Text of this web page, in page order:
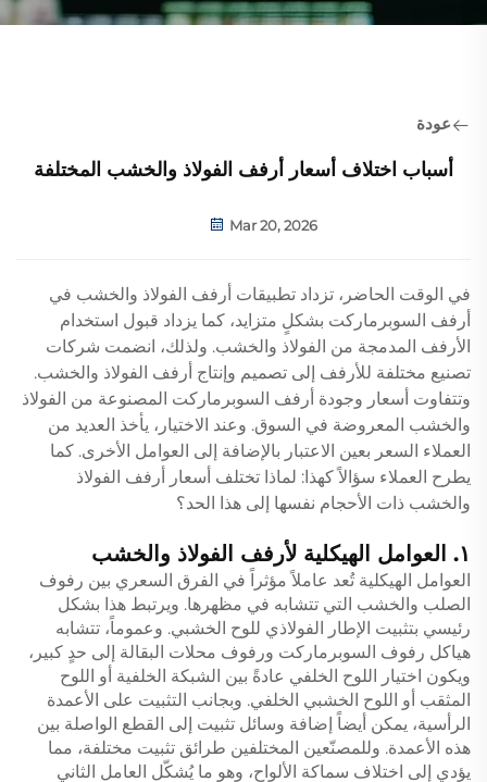
عودة
أسباب اختلاف أسعار أرفف الفولاذ والخشب المختلفة
Mar 20, 2026
في الوقت الحاضر، تزداد تطبيقات أرفف الفولاذ والخشب في
أرفف السوبرماركت بشكلٍ متزايد، كما يزداد قبول استخدام
الأرفف المدمجة من الفولاذ والخشب. ولذلك، انضمت شركات
تصنيع مختلفة للأرفف إلى تصميم وإنتاج أرفف الفولاذ والخشب.
وتتفاوت أسعار وجودة أرفف السوبرماركت المصنوعة من الفولاذ
والخشب المعروضة في السوق. وعند الاختيار، يأخذ العديد من
العملاء السعر بعين الاعتبار بالإضافة إلى العوامل الأخرى. كما
يطرح العملاء سؤالاً كهذا: لماذا تختلف أسعار أرفف الفولاذ
والخشب ذات الأحجام نفسها إلى هذا الحد؟
١. العوامل الهيكلية لأرفف الفولاذ والخشب
العوامل الهيكلية تُعد عاملاً مؤثراً في الفرق السعري بين رفوف
الصلب والخشب التي تتشابه في مظهرها. ويرتبط هذا بشكل
رئيسي بتثبيت الإطار الفولاذي للوح الخشبي. وعموماً، تتشابه
هياكل رفوف السوبرماركت ورفوف محلات البقالة إلى حدٍ كبير،
ويكون اختيار اللوح الخلفي عادةً بين الشبكة الخلفية أو اللوح
المثقب أو اللوح الخشبي الخلفي. وبجانب التثبيت على الأعمدة
الرأسية، يمكن أيضاً إضافة وسائل تثبيت إلى القطع الواصلة بين
هذه الأعمدة. وللمصنّعين المختلفين طرائق تثبيت مختلفة، مما
يؤدي إلى اختلاف سماكة الألواح، وهو ما يُشكّل العامل الثاني